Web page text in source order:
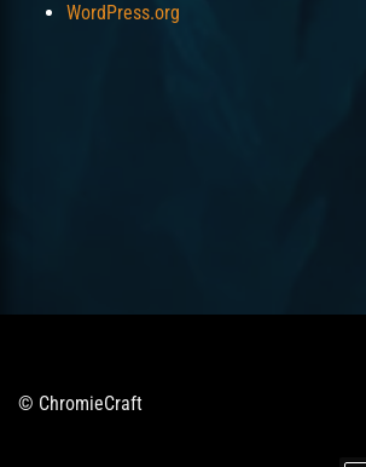
WordPress.org
© ChromieCraft